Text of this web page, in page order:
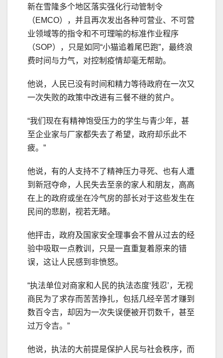
新在雪隆多个地区落实强化行动管制令
（EMCO），并且再次发出各种可营业、不可营
业领域等的指令和不可理喻的标准作业程序
（SOP），只是如同“小猫追着尾巴跑”，最终浪
费时间与力气，对控制疫情却毫无帮助。
他说，人民已没有时间和精力等待政府在一次又
一次失败的政策中改进有三餐不继的贫户。
“我们现在有精神饱受压力的学生与青少年，甚
至企业家与厂家都失去了希望，政府却乐此不
疲。”
他说，有的人支持不了精神压力寻死、也有人遭
到新冠夺命，人民失去至亲的家人和朋友，高高
在上的政府或坐在冷气房的部长对于这些发生在
民间的悲剧，视若无睹。
他抨击，政府及国家安全理事会不曾从过去的经
验中吸取一点教训，只是一直重复着原来的错
误，这让人民感到非愤怒。
“执法单位对商家和人民的执法态度‘残忍’，无视
商民为了求存而苦苦挣扎，包括几经辛苦才赚到
数百令吉，却因为一次失误便被开罚数千，甚至
过万令吉。”
他说，执法的大前提是保护人民与社会秩序，而